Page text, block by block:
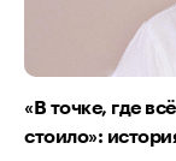
«В точке, где
стоило»: